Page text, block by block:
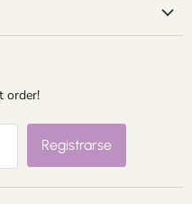
order!
Registrarse